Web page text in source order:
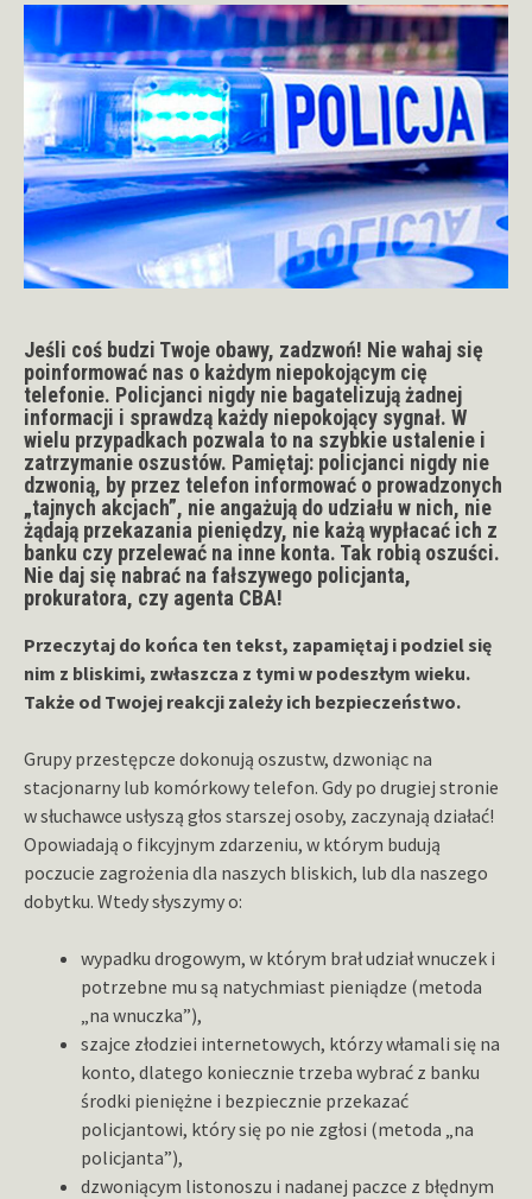
Jeśli coś budzi Twoje obawy, zadzwoń! Nie wahaj się
poinformować nas o każdym niepokojącym cię
telefonie. Policjanci nigdy nie bagatelizują żadnej
informacji i sprawdzą każdy niepokojący sygnał. W
wielu przypadkach pozwala to na szybkie ustalenie i
zatrzymanie oszustów. Pamiętaj: policjanci nigdy nie
dzwonią, by przez telefon informować o prowadzonych
„tajnych akcjach”, nie angażują do udziału w nich, nie
żądają przekazania pieniędzy, nie każą wypłacać ich z
banku czy przelewać na inne konta. Tak robią oszuści.
Nie daj się nabrać na fałszywego policjanta,
prokuratora, czy agenta CBA!
Przeczytaj do końca ten tekst, zapamiętaj i podziel się
nim z bliskimi, zwłaszcza z tymi w podeszłym wieku.
Także od Twojej reakcji zależy ich bezpieczeństwo.
Grupy przestępcze dokonują oszustw, dzwoniąc na
stacjonarny lub komórkowy telefon. Gdy po drugiej stronie
w słuchawce usłyszą głos starszej osoby, zaczynają działać!
Opowiadają o fikcyjnym zdarzeniu, w którym budują
poczucie zagrożenia dla naszych bliskich, lub dla naszego
dobytku. Wtedy słyszymy o:
wypadku drogowym, w którym brał udział wnuczek i
potrzebne mu są natychmiast pieniądze (metoda
„na wnuczka”),
szajce złodziei internetowych, którzy włamali się na
konto, dlatego koniecznie trzeba wybrać z banku
środki pieniężne i bezpiecznie przekazać
policjantowi, który się po nie zgłosi (metoda „na
policjanta”),
dzwoniącym listonoszu i nadanej paczce z błędnym